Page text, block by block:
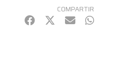
COMPARTIR
Facebook
Twitter
mail WhatsApp